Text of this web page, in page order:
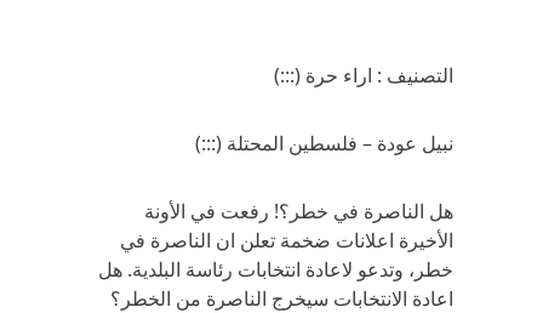
التصنيف : اراء حرة (:::)
نبيل عودة – فلسطين المحتلة (:::)
هل الناصرة في خطر؟! رفعت في الأونة
الأخيرة اعلانات ضخمة تعلن ان الناصرة في
خطر، وتدعو لاعادة انتخابات رئاسة البلدية. هل
اعادة الانتخابات سيخرج الناصرة من الخطر؟